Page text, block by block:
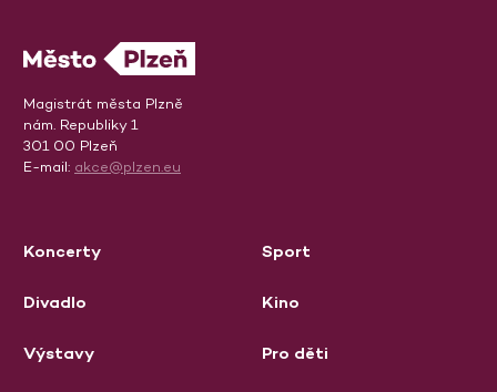
Magistrát města Plzně
nám. Republiky 1
301 00 Plzeň
E-mail: akce@plzen.eu
Koncerty
Divadlo
Výstavy
Sport
Kino
Pro děti